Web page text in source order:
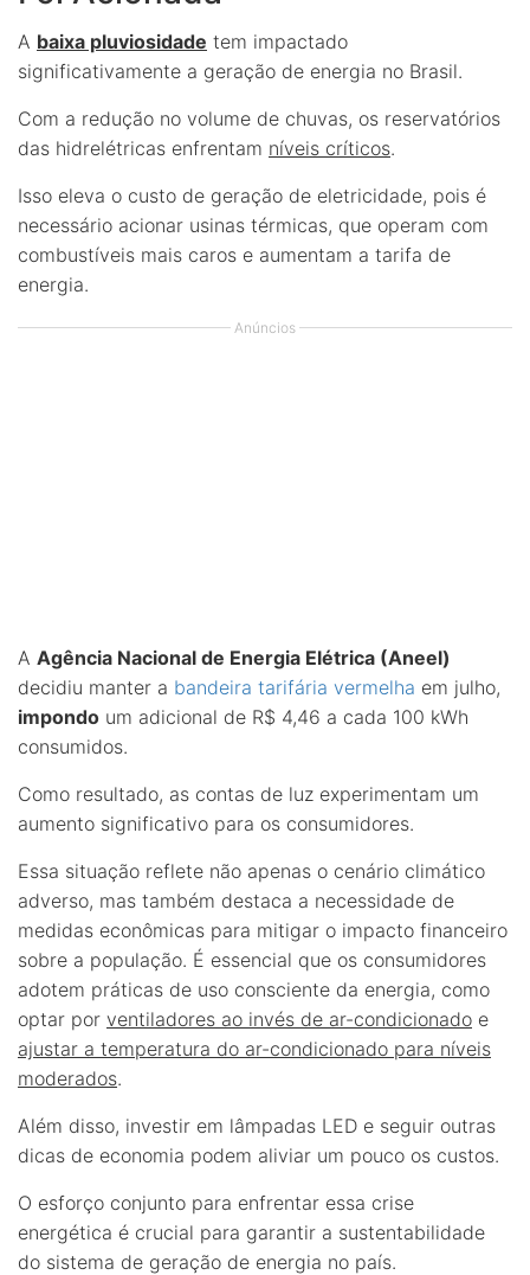
A baixa pluviosidade tem impactado
significativamente a geração de energia no Brasil.
Com a redução no volume de chuvas, os reservatórios
das hidrelétricas enfrentam níveis críticos.
Isso eleva o custo de geração de eletricidade, pois é
necessário acionar usinas térmicas, que operam com
combustíveis mais caros e aumentam a tarifa de
energia.
Anúncios
A Agência Nacional de Energia Elétrica (Aneel)
decidiu manter a bandeira tarifária vermelha em julho,
impondo um adicional de R$ 4,46 a cada 100 kWh
consumidos.
Como resultado, as contas de luz experimentam um
aumento significativo para os consumidores.
Essa situação reflete não apenas o cenário climático
adverso, mas também destaca a necessidade de
medidas econômicas para mitigar o impacto financeiro
sobre a população. É essencial que os consumidores
adotem práticas de uso consciente da energia, como
optar por ventiladores ao invés de ar-condicionado e
ajustar a temperatura do ar-condicionado para níveis
moderados.
Além disso, investir em lâmpadas LED e seguir outras
dicas de economia podem aliviar um pouco os custos.
O esforço conjunto para enfrentar essa crise
energética é crucial para garantir a sustentabilidade
do sistema de geração de energia no país.